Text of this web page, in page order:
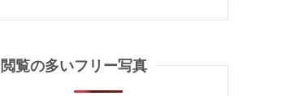
閲覧の多いフリー写真